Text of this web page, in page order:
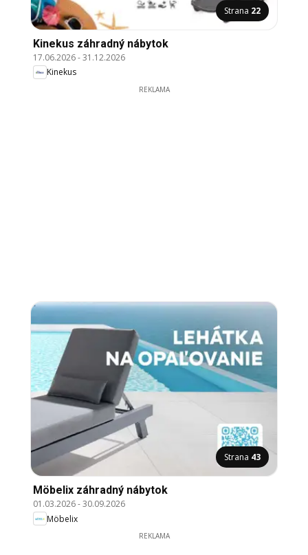
Strana 22
Kinekus záhradný nábytok
17.06.2026-31.12.2026
Kinekus
REKLAMA
Strana 43
Möbelix záhradný nábytok
01.03.2026-30.09.2026
Möbelix
REKLAMA